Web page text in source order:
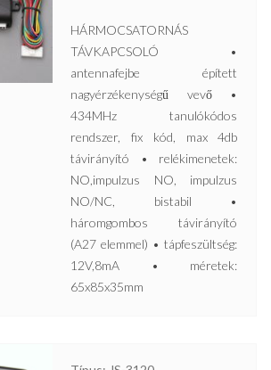
HÁRMOCSATORNÁS
TÁVKAPCSOLÓ •
antennafejbe épített
nagyérzékenységű vevő •
434MHz tanulókódos
rendszer, fix kód, max 4db
távirányító • relékimenetek:
NO,impulzus NO, impulzus
NO/NC, bistabil •
háromgombos távirányító
(A27 elemmel) • tápfeszültség:
12V,8mA • méretek:
65x85x35mm